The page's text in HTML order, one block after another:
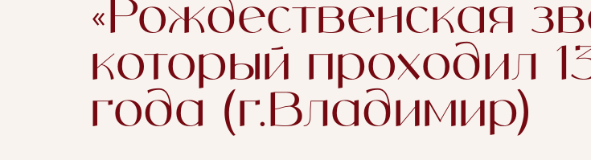
«Рождественская
который проходил
года (г.Владимир)